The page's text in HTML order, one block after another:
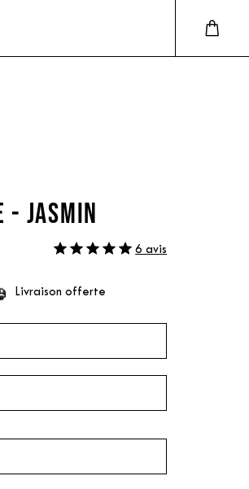
- JASMIN
6 avis
Livraison offerte